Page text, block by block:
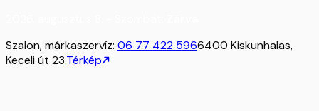
Szalon, márkaszervíz: 06 77 422 5966400 Kiskunhalas,
Keceli út 23.Térkép